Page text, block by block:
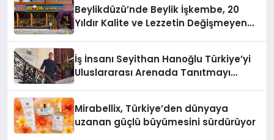
Hayata Geçirecek
Beylikdüzü’nde Beylik İşkembe, 20
Yıldır Kalite ve Lezzetin Değişmeyen
İş İnsanı Seyithan Hanoğlu Türkiye’yi
Uluslararası Arenada Tanıtmayı
Mirabellix, Türkiye’den dünyaya
uzanan güçlü büyümesini sürdürüyor